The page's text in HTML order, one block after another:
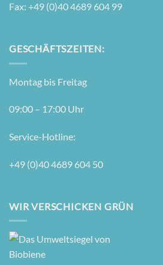
Fax: +49 (0)40 4689 604 99
GESCHÄFTSZEITEN:
Mon­tag bis Freitag
09:00 – 17:00 Uhr
Ser­vice-Hot­line:
+49 (0)40 4689 604 50
WIR VERSCHICKEN GRÜN